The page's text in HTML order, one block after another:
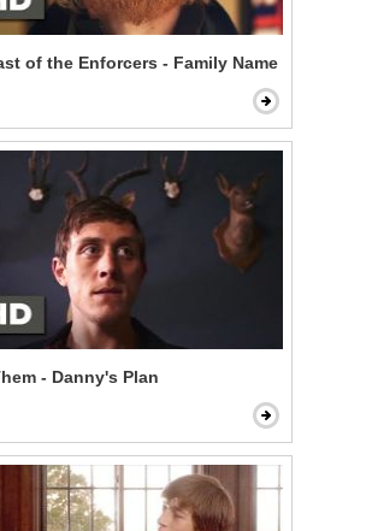
of the Enforcers - Family Name
- Danny's Plan